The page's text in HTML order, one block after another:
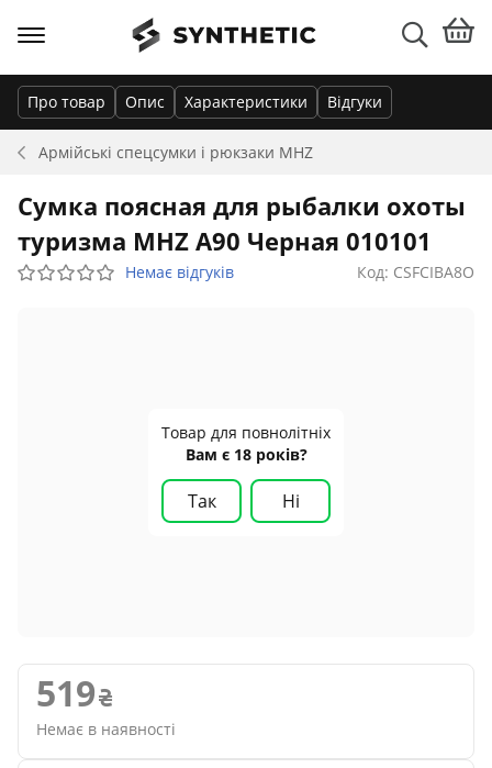
Армійські спецсумки і рюкзаки MHZ
Про товар Опис Характеристики Відгуки
Сумка поясная для рыбалки охоты
туризма MHZ A90 Черная 010101
Немає відгуків Код: CSFCIBA8O
Товар для повнолітніх
Вам є 18 років?
Так Ні
519
Немає в наявності